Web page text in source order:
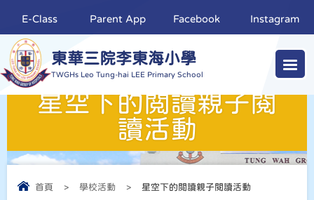
東華三院李東海小學
TWGHs Leo Tung-hai LEE Primary School
E-Class Parent App Facebook Instagram
星空下的閲讀親子閱
讀活動
首頁 > 學校活動 > 星空下的閲讀親子閱讀活動